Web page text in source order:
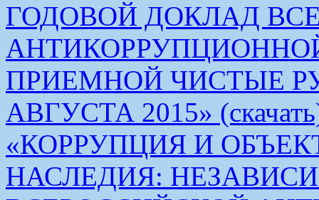
ГОДОВОЙ ДОКЛАД
ПРИЕМНОЙ ЧИСТЫЕ
АВГУСТА 2015»
«КОРРУПЦИЯ И
НАСЛЕДИЯ: